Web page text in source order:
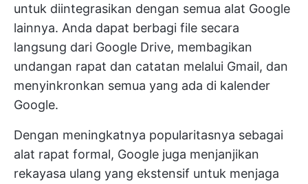
untuk diintegrasikan dengan semua alat Google
lainnya. Anda dapat berbagi file secara
langsung dari Google Drive, membagikan
undangan rapat dan catatan melalui Gmail, dan
menyinkronkan semua yang ada di kalender
Google.
Dengan meningkatnya popularitasnya sebagai
alat rapat formal, Google juga menjanjikan
rekayasa ulang yang ekstensif untuk menjaga